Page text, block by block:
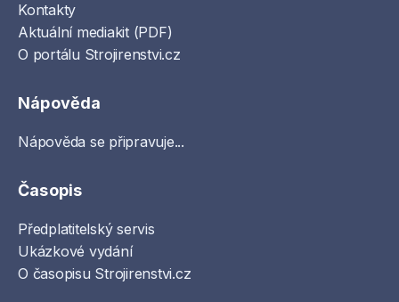
Kontakty
Aktuální mediakit (PDF)
O portálu Strojirenstvi.cz
Nápověda
Nápověda se připravuje...
Časopis
Předplatitelský servis
Ukázkové vydání
O časopisu Strojirenstvi.cz